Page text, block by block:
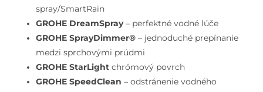
spray/SmartRain
GROHE DreamSpray– perfektné vodné lúče
GROHE SprayDimmer® – jednoduché prepínanie
medzi sprchovými prúdmi
GROHE StarLight chrómový povrch
GROHE SpeedClean– odstránenie vodného